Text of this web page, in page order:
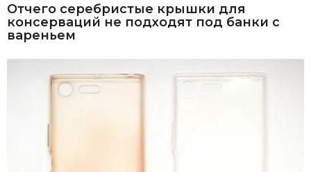
Отчего серебристые крышки для
консерваций не подходят под банки с
вареньем